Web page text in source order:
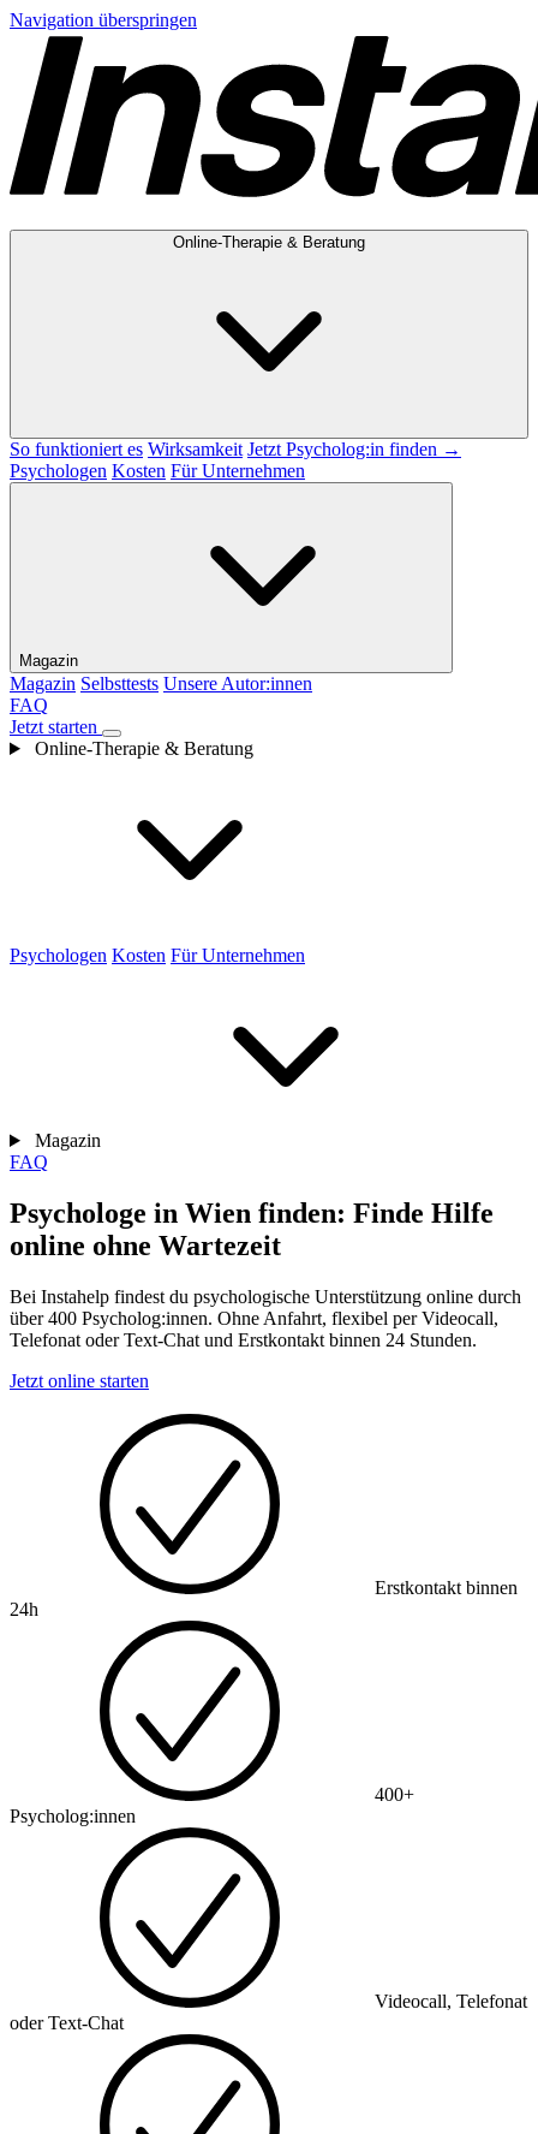
Navigation überspringen
Online-Therapie & Beratung
So funktioniert es Wirksamkeit Jetzt Psycholog:in finden →
Psychologen Kosten Für Unternehmen
Magazin
Magazin Selbsttests Unsere Autor:innen
FAQ
Jetzt starten
Online-Therapie & Beratung
Psychologen Kosten Für Unternehmen
Magazin
FAQ
Psychologe in Wien finden: Finde Hilfe
online ohne Wartezeit
Bei Instahelp findest du psychologische Unterstützung online durch
über 400 Psycholog:innen. Ohne Anfahrt, flexibel per Videocall,
Telefonat oder Text-Chat und Erstkontakt binnen 24 Stunden.
Jetzt online starten
Erstkontakt binnen
24h
400+
Psycholog:innen
Videocall, Telefonat
oder Text-Chat